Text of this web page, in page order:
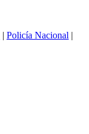
| Policía Nacional |